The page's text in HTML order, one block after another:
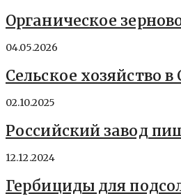
Органическое
04.05.2026
Сельское хозяйство
02.10.2025
Российский завод
12.12.2024
Гербициды для